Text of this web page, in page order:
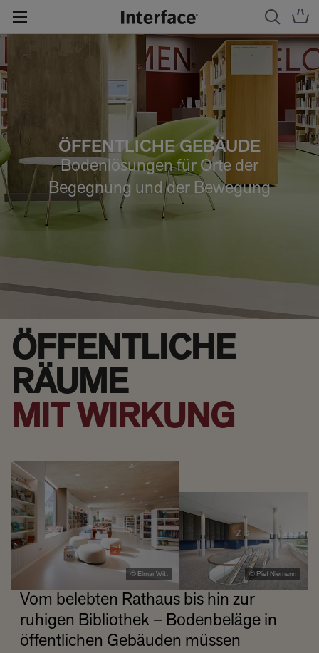
ÖFFENTLICHE GEBÄUDE
Bodenlösungen für Orte der
Begegnung und der Bewegung
ÖFFENTLICHE
RÄUME
MIT WIRKUNG
© Elmar Witt © Piet Niemann
Vom belebten Rathaus bis hin zur
ruhigen Bibliothek – Bodenbeläge in
öffentlichen Gebäuden müssen